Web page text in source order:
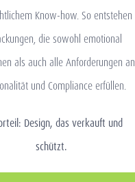
Know-how. So entstehen
die sowohl emotional
als auch alle Anforderungen an
und Compliance erfüllen.
Design, das verkauft und
schützt.